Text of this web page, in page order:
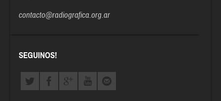
contacto@radiografica.org.ar
SEGUINOS!